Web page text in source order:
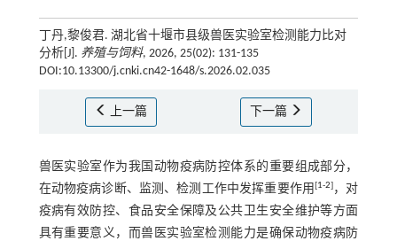
丁丹,黎俊君. 湖北省十堰市县级兽医实验室检测能力比对
分析[J]. 养殖与饲料, 2026, 25(02): 131-135
DOI:10.13300/j.cnki.cn42-1648/s.2026.02.035
上一篇 下一篇
兽医实验室作为我国动物疫病防控体系的重要组成部分，
在动物疫病诊断、监测、检测工作中发挥重要作用[1-2] ，对
疫病有效防控、食品安全保障及公共卫生安全维护等方面
具有重要意义，而兽医实验室检测能力是确保动物疫病防